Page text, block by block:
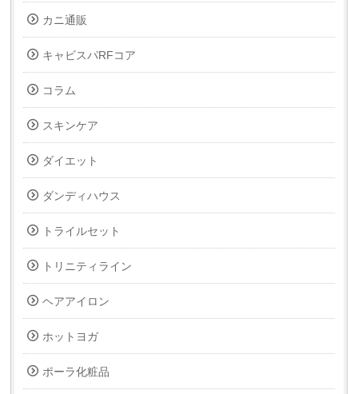
カニ通販
キャビスパRFコア
コラム
スキンケア
ダイエット
ダンディハウス
トライルセット
トリニティライン
ヘアアイロン
ホットヨガ
ポーラ化粧品